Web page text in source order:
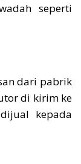
seperti
dari pabrik
di kirim ke
kepada